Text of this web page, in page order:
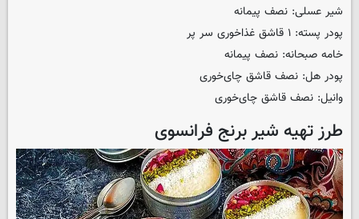
شیر عسلی: نصف پیمانه
پودر پسته: ۱ قاشق غذاخوری سر پر
خامه صبحانه: نصف پیمانه
پودر هل: نصف قاشق چای‌خوری
وانیل: نصف قاشق چای‌خوری
طرز تهیه شیر برنج فرانسوی